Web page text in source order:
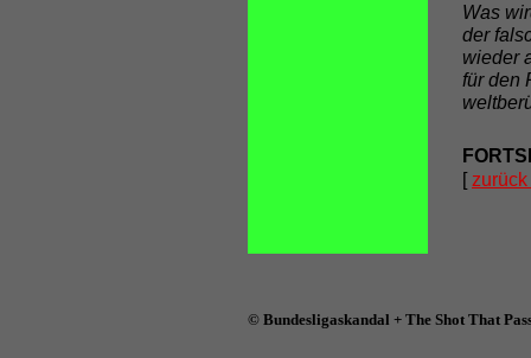
Was
der
wieder
für den
[
© Bundesligaskandal + The Shot That